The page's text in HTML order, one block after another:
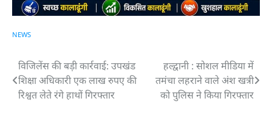
NEWS
Post
navigation
विजिलेंस की बड़ी कार्रवाई: उपखंड
शिक्षा अधिकारी एक लाख रुपए की
रिश्वत लेते रंगे हाथों गिरफ्तार
हल्द्वानी : सोशल मीडिया में
तमंचा लहराने वाले अंश खत्री
को पुलिस ने किया गिरफ्तार